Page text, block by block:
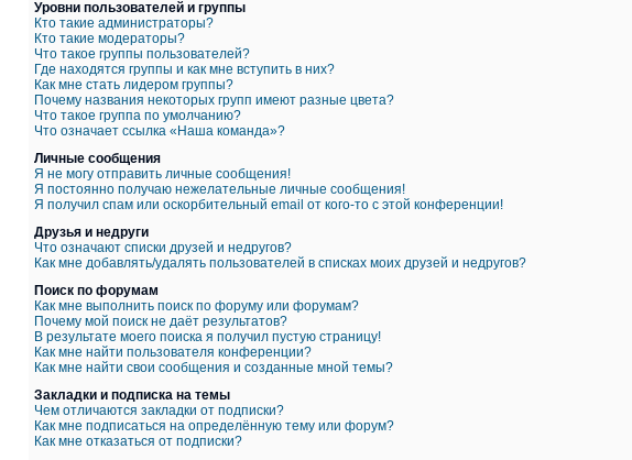
Уровни пользователей и группы
Кто такие администраторы?
Кто такие модераторы?
Что такое группы пользователей?
Где находятся группы и как мне вступить в них?
Как мне стать лидером группы?
Почему названия некоторых групп имеют разные цвета?
Что такое группа по умолчанию?
Что означает ссылка «Наша команда»?
Личные сообщения
Я не могу отправить личные сообщения!
Я постоянно получаю нежелательные личные сообщения!
Я получил спам или оскорбительный email от кого-то с этой конференции!
Друзья и недруги
Что означают списки друзей и недругов?
Как мне добавлять/удалять пользователей в списках моих друзей и недругов?
Поиск по форумам
Как мне выполнить поиск по форуму или форумам?
Почему мой поиск не даёт результатов?
В результате моего поиска я получил пустую страницу!
Как мне найти пользователя конференции?
Как мне найти свои сообщения и созданные мной темы?
Закладки и подписка на темы
Чем отличаются закладки от подписки?
Как мне подписаться на определённую тему или форум?
Как мне отказаться от подписки?